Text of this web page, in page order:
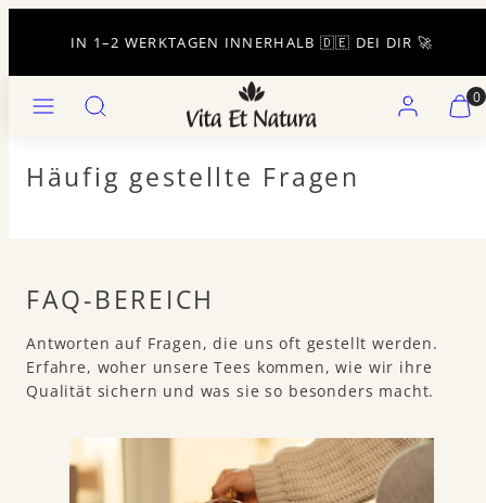
IN 1–2 WERKTAGEN INNERHALB 🇩🇪 DEI DIR 🚀
Speisekarte
Suchen Konto 0
Häufig gestellte Fragen
FAQ-BEREICH
Antworten auf Fragen, die uns oft gestellt werden.
Erfahre, woher unsere Tees kommen, wie wir ihre
Qualität sichern und was sie so besonders macht.